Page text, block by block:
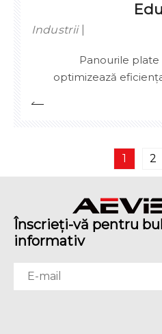
Industrii
Panourile
optimizează
1
2
Înscrieți-vă pentru
informativ